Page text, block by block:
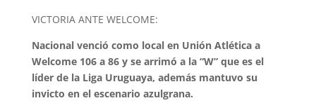
VICTORIA ANTE WELCOME:
Nacional venció como local en Unión Atlética a
Welcome 106 a 86 y se arrimó a la “W” que es el
líder de la Liga Uruguaya, además mantuvo su
invicto en el escenario azulgrana.